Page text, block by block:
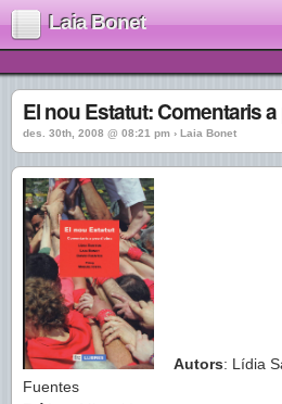
Laia Bonet
El nou Estatut: Comentaris a
des. 30th, 2008 @ 08:21 pm › Laia Bonet
Autors: Lídia
Fuentes